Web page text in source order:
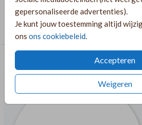
gepersonaliseerde advertenties).
Je kunt jouw toestemming altijd
ons ons cookiebeleid
Accepteren
Weigeren
https://lindesigned.nl/touwtjes
COLLECTIE
Rechthoekige labelkaarten
RECOMMENDATIONS